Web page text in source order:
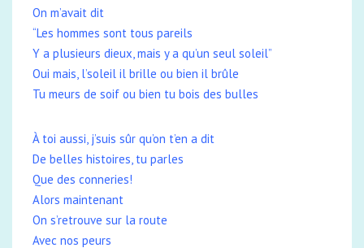
On m’avait dit
“Les hommes sont tous pareils
Y a plusieurs dieux, mais y a qu’un seul soleil”
Oui mais, l’soleil il brille ou bien il brûle
Tu meurs de soif ou bien tu bois des bulles
À toi aussi, j’suis sûr qu’on t’en a dit
De belles histoires, tu parles
Que des conneries!
Alors maintenant
On s’retrouve sur la route
Avec nos peurs